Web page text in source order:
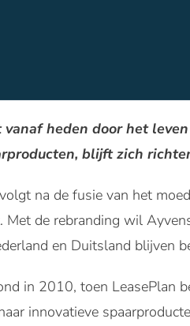
heden door het
blijft zich
na de fusie van het
Met de rebranding wil
en Duitsland blijven
in 2010, toen LeasePlan
innovatieve